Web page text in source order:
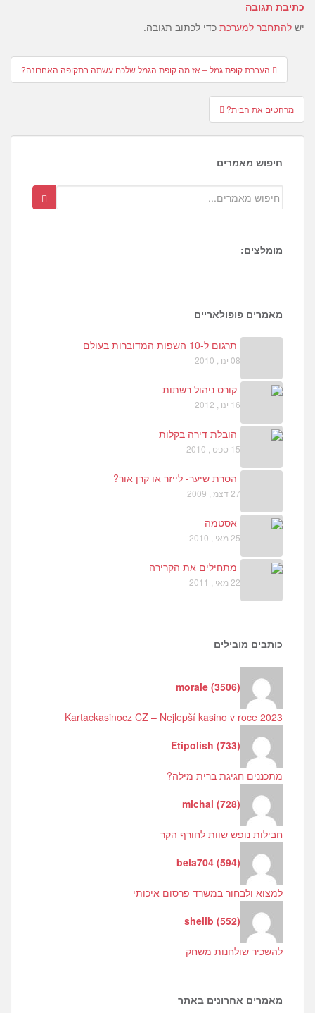
כתיבת תגובה
יש להתחבר למערכת כדי לכתוב תגובה.
Post
navigation
העברת קופת גמל – אז מה קופת הגמל שלכם עשתה בתקופה האחרונה?
מרהטים את הבית?
חיפוש מאמרים
מומלצים:
8
מאמרים פופולאריים
תרגום ל-10 השפות המדוברות בעולם
08 ינו , 2010
קורס ניהול רשתות
16 ינו , 2012
הובלת דירה בקלות
15 ספט , 2010
הסרת שיער- לייזר או קרן אור?
27 דצמ , 2009
אסטמה
25 מאי , 2010
מתחילים את הקרירה
22 מאי , 2011
כותבים מובילים
morale (3506)
Kartackasinocz CZ – Nejlepší kasino v roce 2023
Etipolish (733)
מתכננים חגיגת ברית מילה?
michal (728)
חבילות נופש שוות לחורף הקר
bela704 (594)
למצוא ולבחור במשרד פרסום איכותי
shelib (552)
להשכיר שולחנות משחק
מאמרים אחרונים באתר